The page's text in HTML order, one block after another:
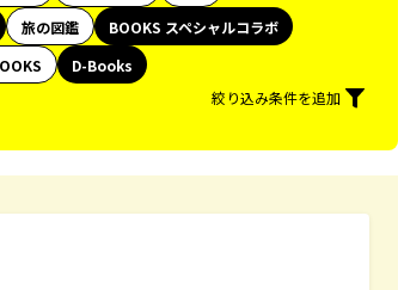
旅の図鑑
BOOKS スペシャルコラボ
D-Books
絞り込み条件を追加